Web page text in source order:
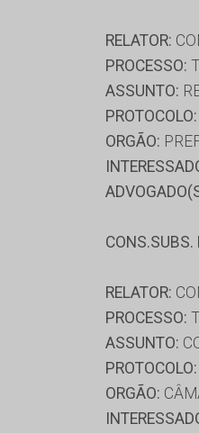
RELATOR:
PROCESSO:
ASSUNTO:
PROTOCOLO:
ORGÃO:
CONS.SUBS.
RELATOR:
PROCESSO:
ASSUNTO:
PROTOCOLO:
ORGÃO: